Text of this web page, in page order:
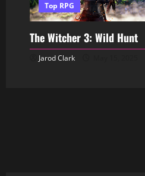
Top RPG
The Witcher 3: Wild Hunt
Jarod Clark